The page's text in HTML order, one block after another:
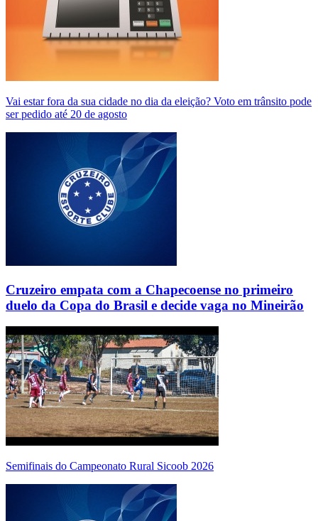
Vai estar fora da sua cidade no dia da eleição? Voto em trânsito pode
ser pedido até 20 de agosto
Cruzeiro empata com a Chapecoense no primeiro
duelo da Copa do Brasil e decide vaga no Mineirão
Semifinais do Campeonato Rural Sicoob 2026